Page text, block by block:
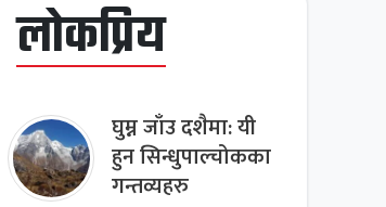
लोकप्रिय
घुम्न जाँउ दशैमा: यी
हुन सिन्धुपाल्चोकका
गन्तव्यहरु